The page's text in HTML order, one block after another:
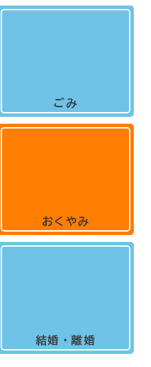
ごみ
おくやみ
結婚・離婚